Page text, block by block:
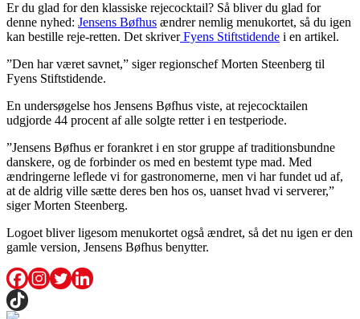
Er du glad for den klassiske rejecocktail? Så bliver du glad for
denne nyhed: Jensens Bøfhus ændrer nemlig menukortet, så du igen
kan bestille reje-retten. Det skriverFyens Stiftstidende i en artikel.
”Den har været savnet,” siger regionschef Morten Steenberg til
Fyens Stiftstidende.
En undersøgelse hos Jensens Bøfhus viste, at rejecocktailen
udgjorde 44 procent af alle solgte retter i en testperiode.
”Jensens Bøfhus er forankret i en stor gruppe af traditionsbundne
danskere, og de forbinder os med en bestemt type mad. Med
ændringerne leflede vi for gastronomerne, men vi har fundet ud af,
at de aldrig ville sætte deres ben hos os, uanset hvad vi serverer,”
siger Morten Steenberg.
Logoet bliver ligesom menukortet også ændret, så det nu igen er den
gamle version, Jensens Bøfhus benytter.